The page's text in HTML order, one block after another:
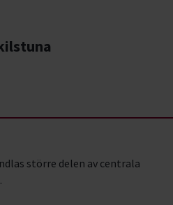
större delen av centrala